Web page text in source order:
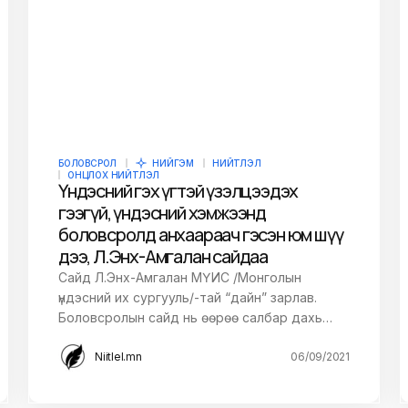
БОЛОВСРОЛ НИЙГЭМ
НИЙТЛЭЛ
ОНЦЛОХ НИЙТЛЭЛ
Үндэсний гэх үгтэй үзэлцээдэх
гээгүй, үндэсний хэмжээнд
боловсролд анхаараач гэсэн юм шүү
дээ, Л.Энх-Амгалан сайдаа
Сайд Л.Энх-Амгалан МҮИС /Монголын
үндэсний их сургууль/-тай “дайн” зарлав.
Боловсролын сайд нь өөрөө салбар дахь…
Niitlel.mn 06/09/2021